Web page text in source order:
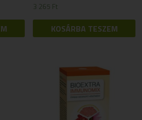
3 265 Ft
KOSÁRBA TESZEM